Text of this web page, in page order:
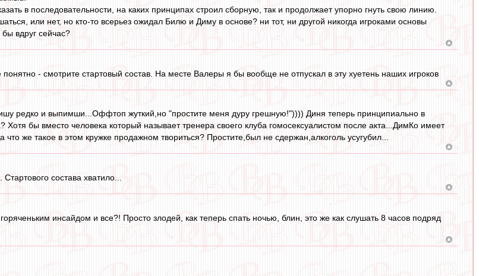
в последовательности, на каких принципах строил сборную, так и продолжает упорно гнуть свою линию.
или нет, но кто-то всерьез ожидал Билю и Диму в основе? ни тот, ни другой никогда игроками основы
вдруг сейчас?
- смотрите стартовый состав. На месте Валеры я бы вообще не отпускал в эту хуетень наших игроков
редко и выпимши...Оффтоп жуткий,но "простите меня дуру грешную!")))) Диня теперь принципиально в
Хотя бы вместо человека который называет тренера своего клуба гомосексуалистом после акта...ДимКо имеет
что же такое в этом кружке продажном твориться? Простите,был не сдержан,алкоголь усугубил...
состава хватило...
инсайдом и все?! Просто злодей, как теперь спать ночью, блин, это же как слушать 8 часов подряд